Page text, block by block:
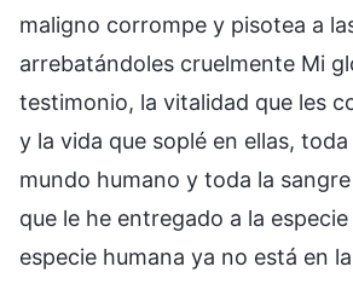
maligno corrompe y pisotea a
arrebatándoles cruelmente Mi
testimonio, la vitalidad que les
y la vida que soplé en ellas,
mundo humano y toda la
que le he entregado a la
especie humana ya no está en